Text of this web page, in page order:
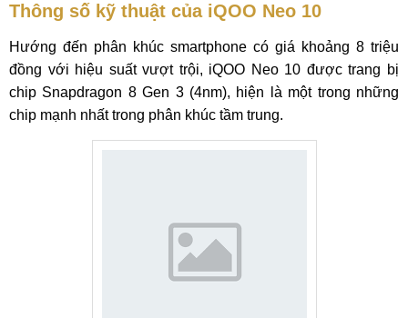
Thông số kỹ thuật của iQOO Neo 10
Hướng đến phân khúc smartphone có giá khoảng 8 triệu
đồng với hiệu suất vượt trội, iQOO Neo 10 được trang bị
chip Snapdragon 8 Gen 3 (4nm), hiện là một trong những
chip mạnh nhất trong phân khúc tầm trung.